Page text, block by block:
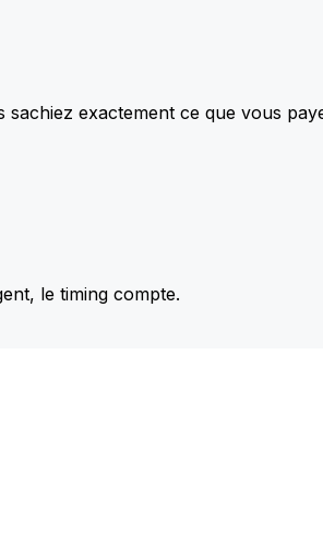
exactement ce que vous
le timing compte.